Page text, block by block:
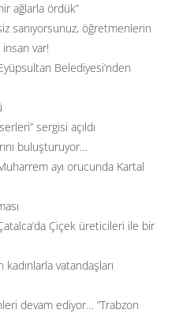
ağlarla ördük”
sanıyorsunuz, öğretmenlerin
var!
Belediyesi’nden
sergisi açıldı
buluşturuyor…
ayı orucunda Kartal
Çiçek üreticileri ile bir
kadınlarla vatandaşları
devam ediyor… ”Trabzon